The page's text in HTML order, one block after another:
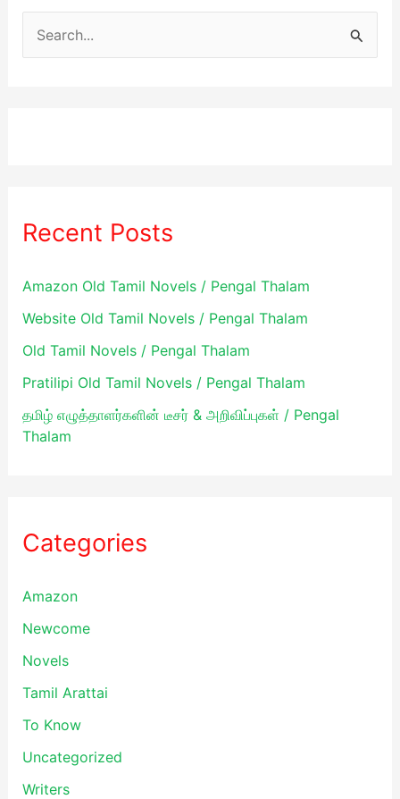
o
:
Recent Posts
Amazon Old Tamil Novels / Pengal Thalam
Website Old Tamil Novels / Pengal Thalam
Old Tamil Novels / Pengal Thalam
Pratilipi Old Tamil Novels / Pengal Thalam
தமிழ் எழுத்தாளர்களின் டீசர் & அறிவிப்புகள் / Pengal
Thalam
Categories
Amazon
Newcome
Novels
Tamil Arattai
To Know
Uncategorized
Writers